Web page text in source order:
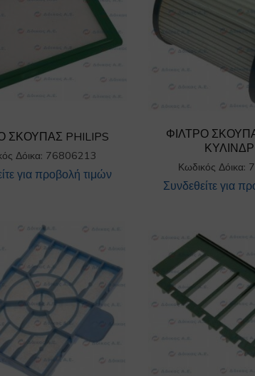
ΣΚΟΥΠΑΣ PHILIPS
Δόικα: 76806213
για προβολή τιμών
ΦΙΛΤΡΟ
Κωδικός Δόικα:
Συνδεθείτε για